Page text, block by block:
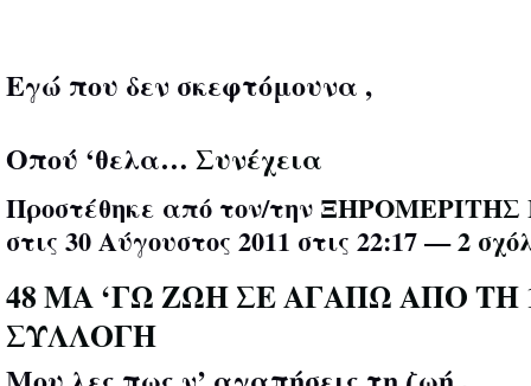
Εγώ που δεν σκεφτόμουνα ,
Οπού ‘θελα… Συνέχεια
Προστέθηκε από τον/την ΞΗΡΟΜΕΡΙΤΗΣ
στις 30 Αύγουστος 2011 στις 22:17 —2
48 ΜΑ ‘ΓΩ ΖΩΗ ΣΕ ΑΓΑΠΩ ΑΠΟ ΤΗ
ΣΥΛΛΟΓΗ